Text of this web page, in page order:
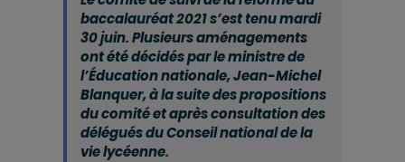
baccalauréat 2021 s’est tenu mardi
30 juin. Plusieurs aménagements
ont été décidés par le ministre de
l’Éducation nationale, Jean-Michel
Blanquer, à la suite des propositions
du comité et après consultation des
délégués du Conseil national de la
vie lycéenne.